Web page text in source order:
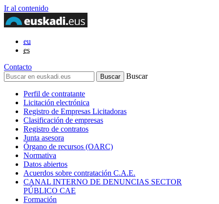
Ir al contenido
eu
es
Contacto
Buscar
Perfil de contratante
Licitación electrónica
Registro de Empresas Licitadoras
Clasificación de empresas
Registro de contratos
Junta asesora
Órgano de recursos (OARC)
Normativa
Datos abiertos
Acuerdos sobre contratación C.A.E.
CANAL INTERNO DE DENUNCIAS SECTOR
PÚBLICO CAE
Formación